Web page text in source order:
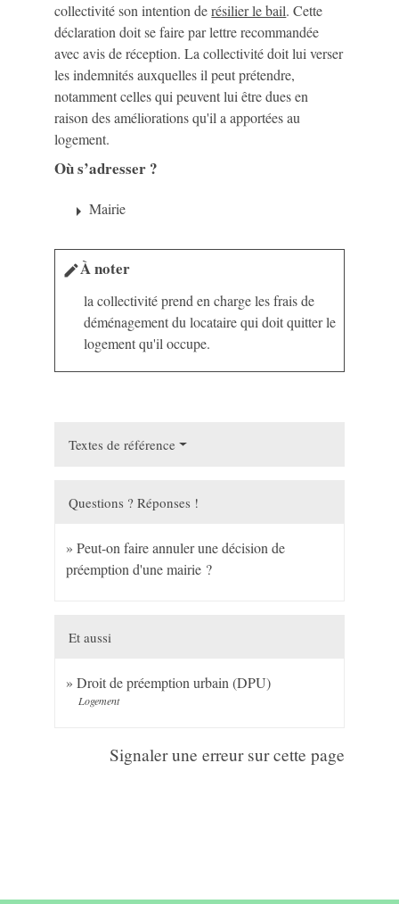
collectivité son intention derésilier le bail. Cette
déclaration doit se faire par lettre recommandée
avec avis de réception. La collectivité doit lui verser
les indemnités auxquelles il peut prétendre,
notamment celles qui peuvent lui être dues en
raison des améliorations qu'il a apportées au
logement.
Où s’adresser ?
arrow_rightMairie
editÀ noter
la collectivité prend en charge les frais de
déménagement du locataire qui doit quitter le
logement qu'il occupe.
Textes de référence
Questions ? Réponses !
Peut-on faire annuler une décision de
préemption d'une mairie ?
Et aussi
Droit de préemption urbain (DPU)
Logement
Signaler une erreur sur cette page